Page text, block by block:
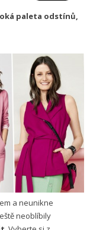
paleta odstínů,
a neunikne
neoblíbily